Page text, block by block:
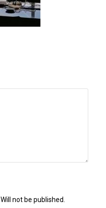
Will not be published.